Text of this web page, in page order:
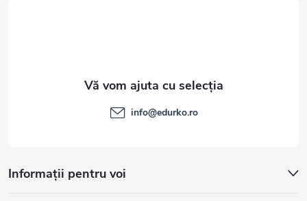
Informații pentru voi
info@edurko.ro